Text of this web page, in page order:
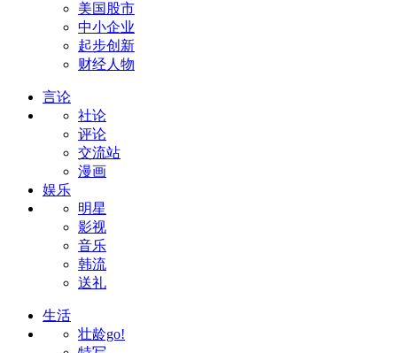
美国股市
中小企业
起步创新
财经人物
言论
社论
评论
交流站
漫画
娱乐
明星
影视
音乐
韩流
送礼
生活
壮龄go!